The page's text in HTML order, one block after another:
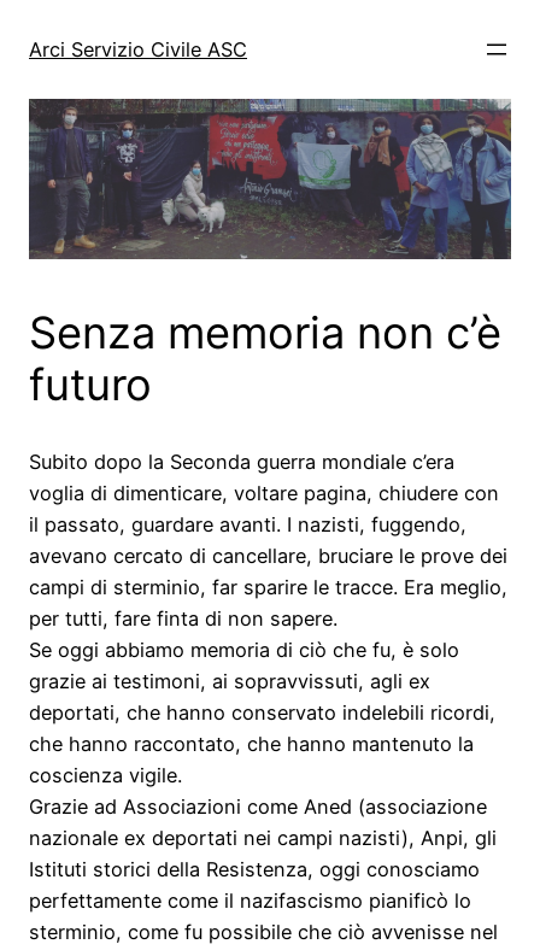
Arci Servizio Civile ASC
Senza memoria non c’è
futuro
Subito dopo la Seconda guerra mondiale c’era
voglia di dimenticare, voltare pagina, chiudere con
il passato, guardare avanti. I nazisti, fuggendo,
avevano cercato di cancellare, bruciare le prove dei
campi di sterminio, far sparire le tracce. Era meglio,
per tutti, fare finta di non sapere.
Se oggi abbiamo memoria di ciò che fu, è solo
grazie ai testimoni, ai sopravvissuti, agli ex
deportati, che hanno conservato indelebili ricordi,
che hanno raccontato, che hanno mantenuto la
coscienza vigile.
Grazie ad Associazioni come Aned (associazione
nazionale ex deportati nei campi nazisti), Anpi, gli
Istituti storici della Resistenza, oggi conosciamo
perfettamente come il nazifascismo pianificò lo
sterminio, come fu possibile che ciò avvenisse nel